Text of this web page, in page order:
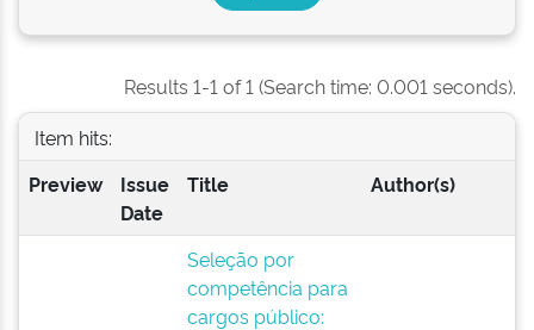
Results 1-1 of 1 (Search time: 0.001 seconds).
Item hits:
Preview
Issue
Date
Title Author(s)
Seleção por
competência para
cargos público: